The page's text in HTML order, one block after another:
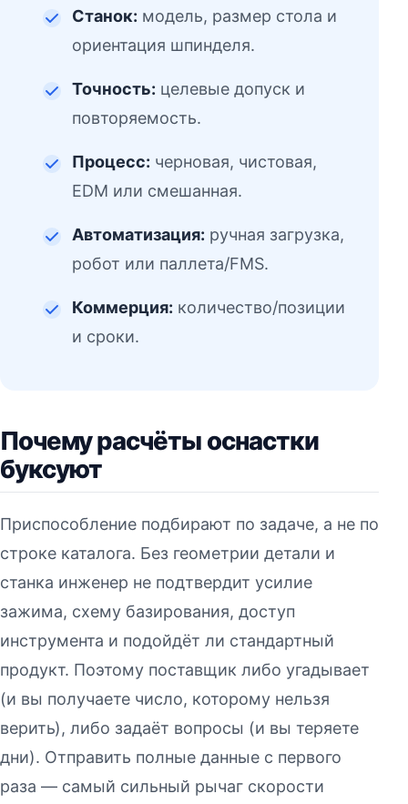
Станок: модель, размер стола и
ориентация шпинделя.
Точность: целевые допуск и
повторяемость.
Процесс: черновая, чистовая,
EDM или смешанная.
Автоматизация: ручная загрузка,
робот или паллета/FMS.
Коммерция: количество/позиции
и сроки.
Почему расчёты оснастки
буксуют
Приспособление подбирают по задаче, а не по
строке каталога. Без геометрии детали и
станка инженер не подтвердит усилие
зажима, схему базирования, доступ
инструмента и подойдёт ли стандартный
продукт. Поэтому поставщик либо угадывает
(и вы получаете число, которому нельзя
верить), либо задаёт вопросы (и вы теряете
дни). Отправить полные данные с первого
раза — самый сильный рычаг скорости